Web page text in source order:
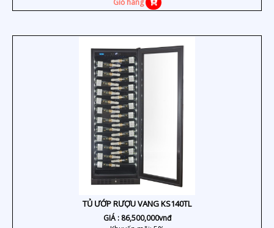
Giỏ hàng
TỦ ƯỚP RƯỢU VANG KS140TL
GIÁ : 86,500,000vnđ